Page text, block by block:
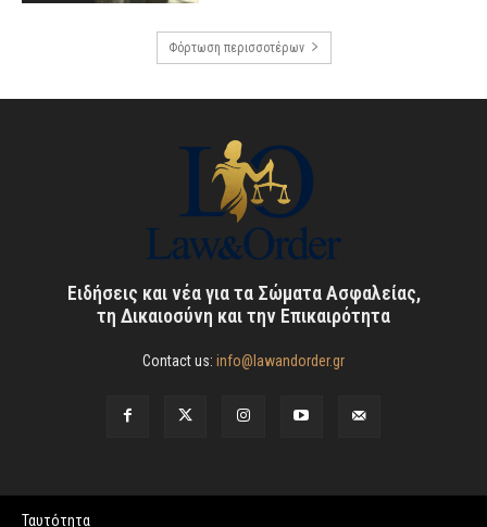
Φόρτωση περισσοτέρων
Ειδήσεις και νέα για τα Σώματα Ασφαλείας,
τη Δικαιοσύνη και την Επικαιρότητα
Contact us: info@lawandorder.gr
Ταυτότητα